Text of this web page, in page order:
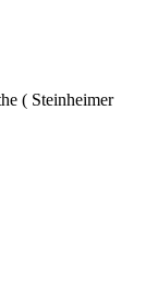
( Steinheimer